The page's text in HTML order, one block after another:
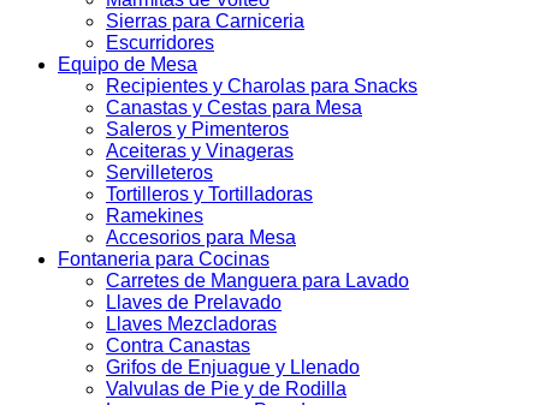
Sierras para Carniceria
Escurridores
Equipo de Mesa
Recipientes y Charolas para Snacks
Canastas y Cestas para Mesa
Saleros y Pimenteros
Aceiteras y Vinageras
Servilleteros
Tortilleros y Tortilladoras
Ramekines
Accesorios para Mesa
Fontaneria para Cocinas
Carretes de Manguera para Lavado
Llaves de Prelavado
Llaves Mezcladoras
Contra Canastas
Grifos de Enjuague y Llenado
Valvulas de Pie y de Rodilla